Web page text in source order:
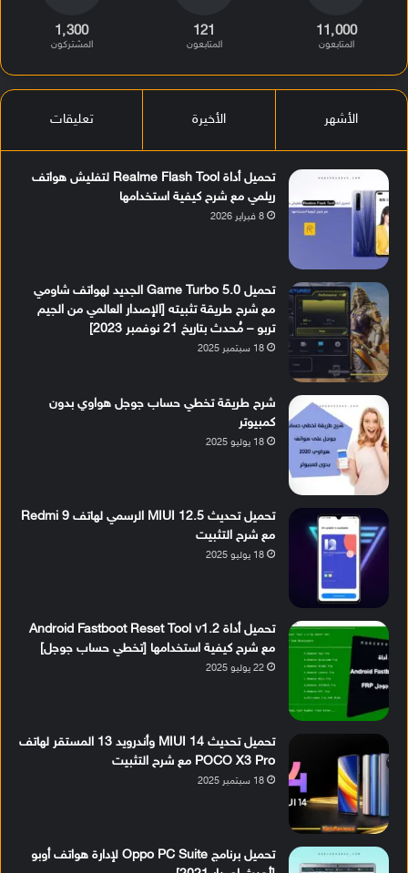
11٬000
المتابعون
121
المتابعون
1٬300
المشتركون
الأشهر الأخيرة تعليقات
تحميل أداة Realme Flash Tool لتفليش هواتف
ريلمي مع شرح كيفية استخدامها
8 فبراير 2026
تحميل Game Turbo 5.0 الجديد لهواتف شاومي
مع شرح طريقة تثبيته [الإصدار العالمي من الجيم
تربو – مُحدث بتاريخ 21 نوفمبر 2023]
18 سبتمبر 2025
شرح طريقة تخطي حساب جوجل هواوي بدون
كمبيوتر
18 يوليو 2025
تحميل تحديث MIUI 12.5 الرسمي لهاتف Redmi 9
مع شرح التثبيت
18 يوليو 2025
تحميل أداة Android Fastboot Reset Tool v1.2
مع شرح كيفية استخدامها [تخطي حساب جوجل]
22 يوليو 2025
تحميل تحديث MIUI 14 وأندرويد 13 المستقر لهاتف
POCO X3 Pro مع شرح التثبيت
18 سبتمبر 2025
تحميل برنامج Oppo PC Suite لإدارة هواتف أوبو